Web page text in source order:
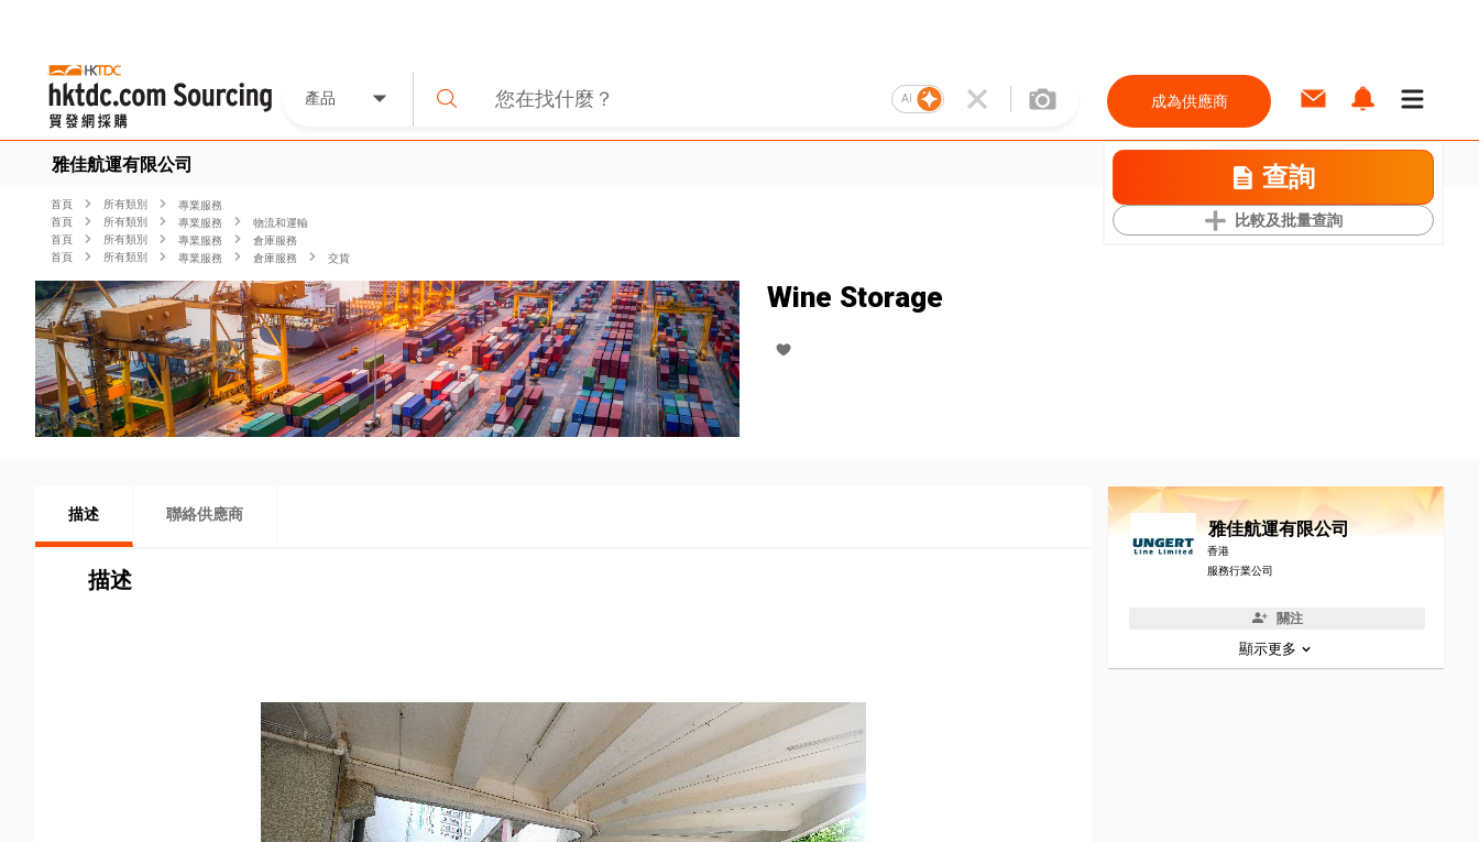
產品 AI 成為供應商
雅佳航運有限公司 查詢
比較及批量查詢
首頁 所有類別
專業服務
首頁
所有類別 專業服務
物流和運輸
首頁
所有類別 專業服務
倉庫服務
首頁
所有類別 專業服務 倉庫服務 交貨
Wine Storage
描述 聯絡供應商
描述
雅佳航運有限公司
香港
服務行業公司
關注
顯示更多